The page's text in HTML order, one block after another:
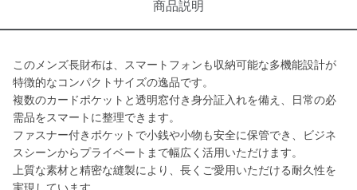
商品説明
このメンズ長財布は、スマートフォンも収納可能な多機能設計が
特徴的なコンパクトサイズの逸品です。
複数のカードポケットと透明窓付き身分証入れを備え、日常の必
需品をスマートに整理できます。
ファスナー付きポケットで小銭や小物も安全に保管でき、ビジネ
スシーンからプライベートまで幅広く活用いただけます。
上質な素材と精密な縫製により、長くご愛用いただける耐久性を